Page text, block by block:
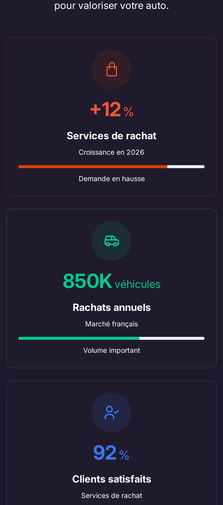
pour valoriser votre auto.
+12 %
Services de rachat
Croissance en 2026
Demande en hausse
850Kvéhicules
Rachats annuels
Marché français
Volume important
92 %
Clients satisfaits
Services de rachat